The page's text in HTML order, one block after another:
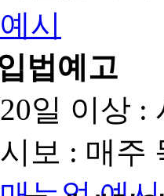
예시
법예고
20일 이상 :
시보 : 매주